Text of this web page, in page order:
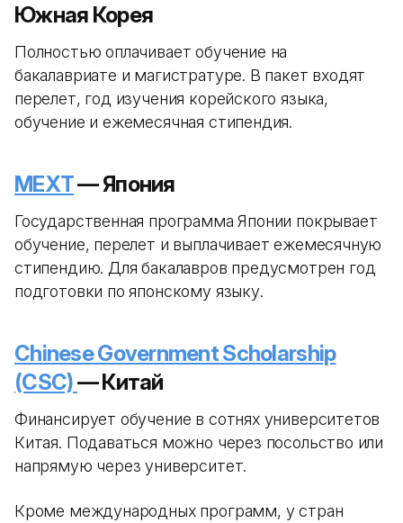
Южная Корея
Полностью оплачивает обучение на
бакалавриате и магистратуре. В пакет входят
перелет, год изучения корейского языка,
обучение и ежемесячная стипендия.
MEXT— Япония
Государственная программа Японии покрывает
обучение, перелет и выплачивает ежемесячную
стипендию. Для бакалавров предусмотрен год
подготовки по японскому языку.
Chinese Government Scholarship
(CSC)— Китай
Финансирует обучение в сотнях университетов
Китая. Подаваться можно через посольство или
напрямую через университет.
Кроме международных программ, у стран